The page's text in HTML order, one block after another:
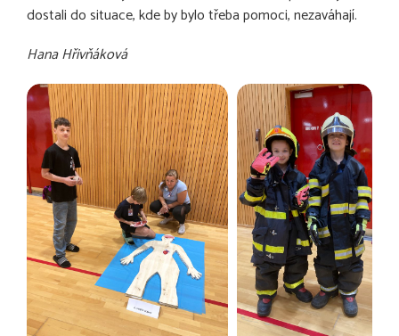
dostali do situace, kde by bylo třeba pomoci, nezaváhají.
Hana Hřivňáková